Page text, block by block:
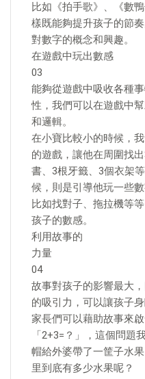
比如《拍手歌》、《數
樣既能夠提升孩子的節
對數字的概念和興趣。
在遊戲中玩出數感
03
能夠從遊戲中吸收各種
性，我們可以在遊戲中
和邏輯。
在小寶比較小的時候，
的遊戲，讓他在周圍找
書、3根牙籤、3個衣架
候，則是引導他玩一些
比如找對子、拖拉機等
孩子的數感。
利用故事的
力量
04
故事對孩子的影響最大
的吸引力，可以讓孩子身
家長們可以藉助故事來
「2+3=？」，這個問題
帽給外婆帶了一筐子水
里到底有多少水果呢？